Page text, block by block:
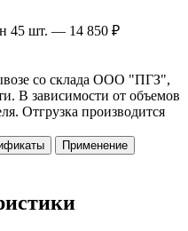
45 шт. — 14 850 ₽
со склада ООО "ПГЗ",
В зависимости от объемов
Отгрузка производится
Применение